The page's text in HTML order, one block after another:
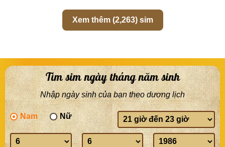
Xem thêm (2,263) sim
Tìm sim ngày tháng năm sinh
Nhập ngày sinh của bạn theo dương lịch
Nam Nữ Giờ
sinh
Ngày
Tháng Năm